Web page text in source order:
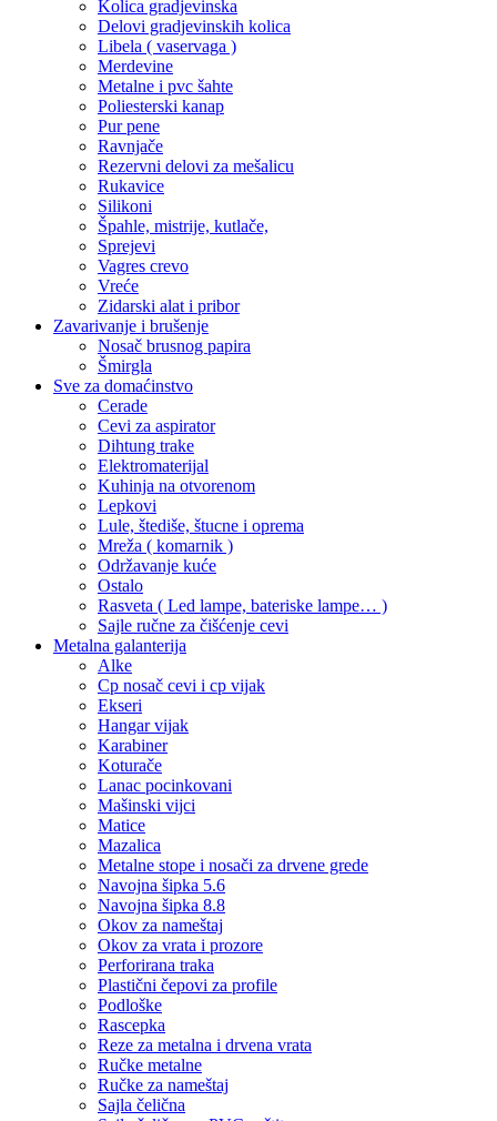
Kolica gradjevinska
Delovi gradjevinskih kolica
Libela ( vaservaga )
Merdevine
Metalne i pvc šahte
Poliesterski kanap
Pur pene
Ravnjače
Rezervni delovi za mešalicu
Rukavice
Silikoni
Špahle, mistrije, kutlače,
Sprejevi
Vagres crevo
Vreće
Zidarski alat i pribor
Zavarivanje i brušenje
Nosač brusnog papira
Šmirgla
Sve za domaćinstvo
Cerade
Cevi za aspirator
Dihtung trake
Elektromaterijal
Kuhinja na otvorenom
Lepkovi
Lule, štediše, štucne i oprema
Mreža ( komarnik )
Održavanje kuće
Ostalo
Rasveta ( Led lampe, bateriske lampe… )
Sajle ručne za čišćenje cevi
Metalna galanterija
Alke
Cp nosač cevi i cp vijak
Ekseri
Hangar vijak
Karabiner
Koturače
Lanac pocinkovani
Mašinski vijci
Matice
Mazalica
Metalne stope i nosači za drvene grede
Navojna šipka 5.6
Navojna šipka 8.8
Okov za nameštaj
Okov za vrata i prozore
Perforirana traka
Plastični čepovi za profile
Podloške
Rascepka
Reze za metalna i drvena vrata
Ručke metalne
Ručke za nameštaj
Sajla čelična